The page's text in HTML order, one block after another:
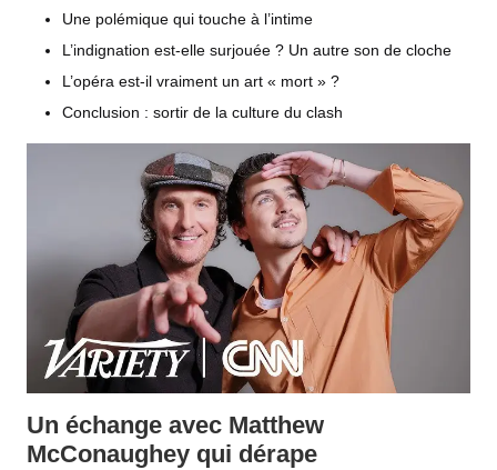
Une polémique qui touche à l’intime
L’indignation est-elle surjouée ? Un autre son de cloche
L’opéra est-il vraiment un art « mort » ?
Conclusion : sortir de la culture du clash
Un échange avec Matthew
McConaughey qui dérape